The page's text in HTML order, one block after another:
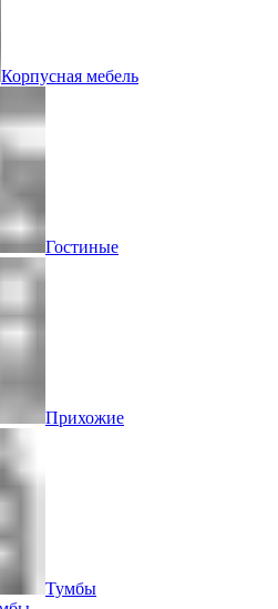
Корпусная мебель
Гостиные
Прихожие
Тумбы